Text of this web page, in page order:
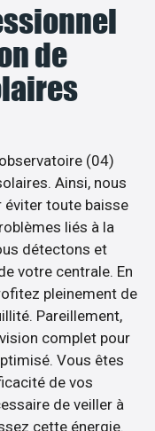
de
(04)
Ainsi, nous
toute baisse
liés à la
détectons et
votre centrale. En
pleinement de
Pareillement,
complet pour
Vous êtes
de vos
de veiller à
cette énergie.